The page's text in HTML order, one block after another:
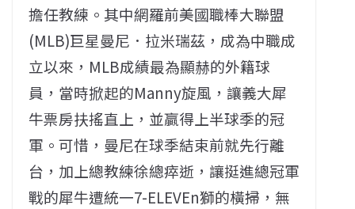
擔任教練。其中網羅前美國職棒大聯盟
(MLB)巨星曼尼．拉米瑞茲，成為中職成
立以來，MLB成績最為顯赫的外籍球
員，當時掀起的Manny旋風，讓義大犀
牛票房扶搖直上，並贏得上半球季的冠
軍。可惜，曼尼在球季結束前就先行離
台，加上總教練徐總瘁逝，讓挺進總冠軍
戰的犀牛遭統一7-ELEVEn獅的橫掃，無